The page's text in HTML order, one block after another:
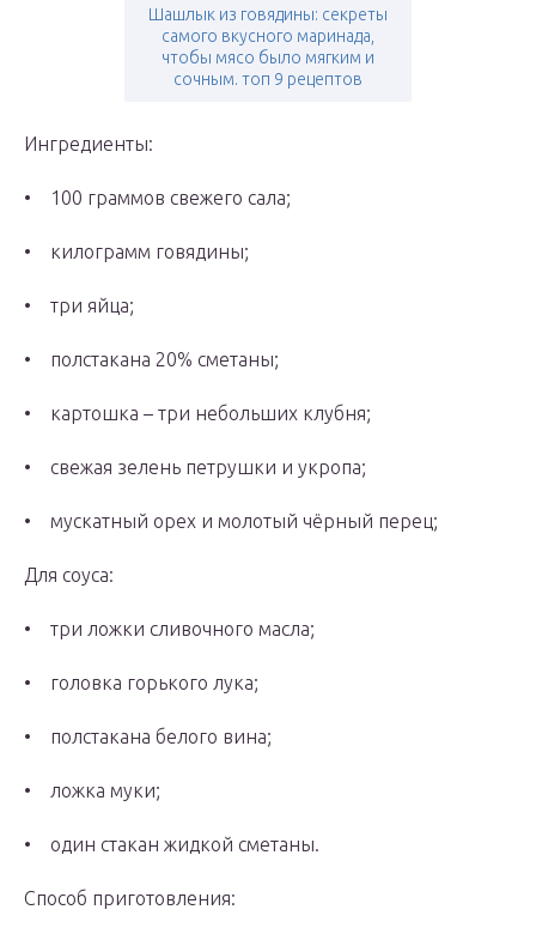
Шашлык из говядины: секреты
самого вкусного маринада,
чтобы мясо было мягким и
сочным. топ 9 рецептов
Ингредиенты:
• 100 граммов свежего сала;
• килограмм говядины;
• три яйца;
• полстакана 20% сметаны;
• картошка – три небольших клубня;
• свежая зелень петрушки и укропа;
• мускатный орех и молотый чёрный перец;
Для соуса:
• три ложки сливочного масла;
• головка горького лука;
• полстакана белого вина;
• ложка муки;
• один стакан жидкой сметаны.
Способ приготовления: